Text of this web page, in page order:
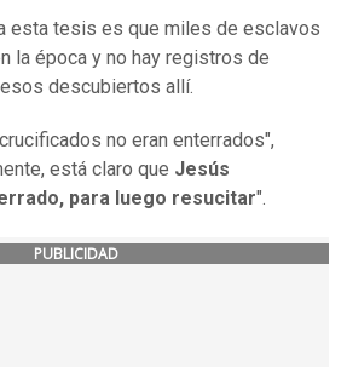
esta tesis es que miles de esclavos
la época y no hay registros de
descubiertos allí.
no eran enterrados",
está claro que Jesús
para luego resucitar".
PUBLICIDAD